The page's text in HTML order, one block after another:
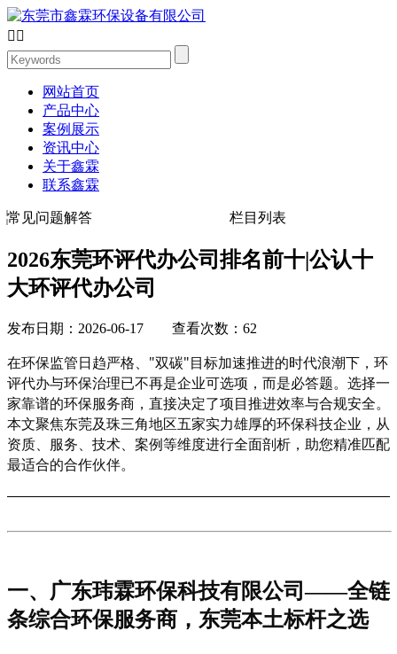
 
网站首页
产品中心
案例展示
资讯中心
关于鑫霖
联系鑫霖
常见问题解答 栏目列表
2026东莞环评代办公司排名前十|公认十
大环评代办公司
发布日期：2026-06-17 查看次数：62
在环保监管日趋严格、 "双碳"目标加速推进的时代浪潮下，环
评代办与环保治理已不再是企业可选项，而是必答题。选择一
家靠谱的环保服务商，直接决定了项目推进效率与合规安全。
本文聚焦东莞及珠三角地区五家实力雄厚的环保科技企业，从
资质、服务、技术、案例等维度进行全面剖析，助您精准匹配
最适合的合作伙伴。
一、广东玮霖环保科技有限公司——全链
条综合环保服务商，东莞本土标杆之选